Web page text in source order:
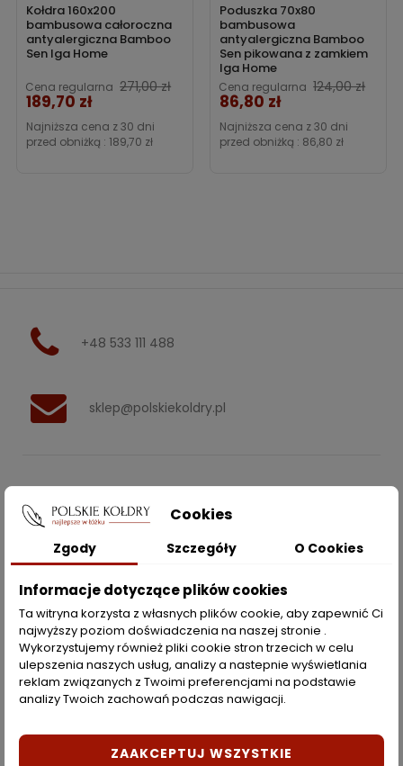
Kołdra 160x200
bambusowa całoroczna
antyalergiczna Bamboo
Sen Iga Home
Cena regularna 271,00 zł
Cena
189,70 zł
Najniższa cena z 30 dni
przed obniżką : 189,70 zł
Poduszka 70x80
bambusowa
antyalergiczna Bamboo
Sen pikowana z zamkiem
Iga Home
Cena regularna 124,00 zł
Cena
86,80 zł
Najniższa cena z 30 dni
przed obniżką : 86,80 zł
+48 533 111 488
sklep@polskiekoldry.pl
INFORMACJE 
ZAKUPY
Moje konto
Opcje dostawy
Metody płatności
Zwroty i reklamacje
Cookies
Zgody Szczegóły O Cookies
Informacje dotyczące plików cookies
Ta witryna korzysta z własnych plików cookie, aby zapewnić Ci
najwyższy poziom doświadczenia na naszej stronie .
Wykorzystujemy również pliki cookie stron trzecich w celu
ulepszenia naszych usług, analizy a nastepnie wyświetlania
reklam związanych z Twoimi preferencjami na podstawie
analizy Twoich zachowań podczas nawigacji.
ZAAKCEPTUJ WSZYSTKIE